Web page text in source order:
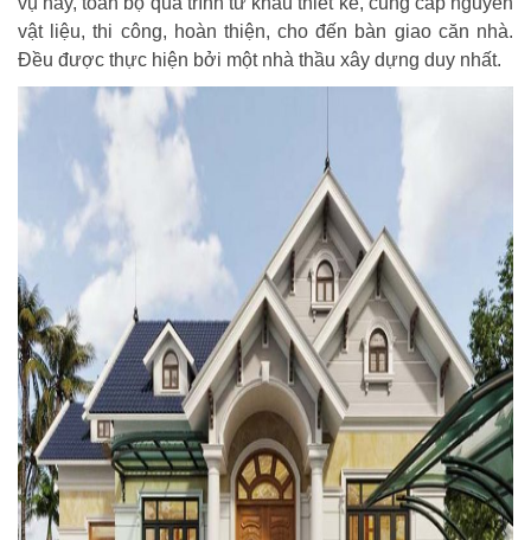
vật liệu, thi công, hoàn thiện, cho đến bàn giao căn nhà.
Đều được thực hiện bởi một nhà thầu xây dựng duy nhất.